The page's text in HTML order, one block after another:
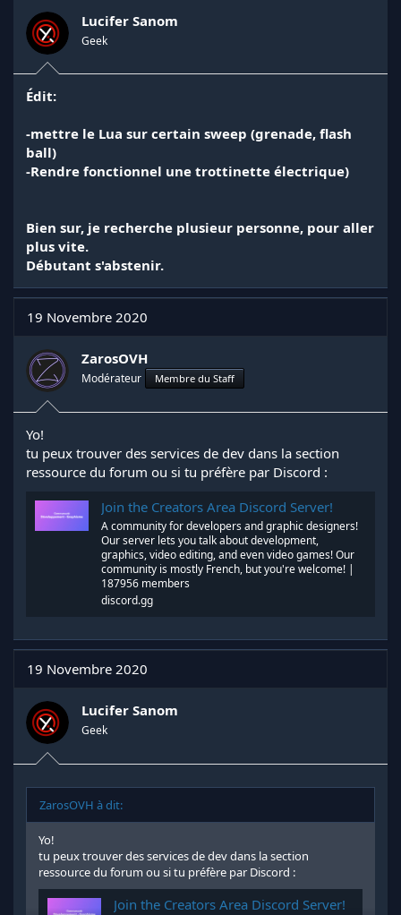
Lucifer Sanom
Geek
Édit:
-mettre le Lua sur certain sweep (grenade, flash
ball)
-Rendre fonctionnel une trottinette électrique)
Bien sur, je recherche plusieur personne, pour aller
plus vite.
Débutant s'abstenir.
19 Novembre 2020
ZarosOVH
Modérateur Membre du Staff
Yo!
tu peux trouver des services de dev dans la section
ressource du forum ou si tu préfère par Discord :
Join the Creators Area Discord Server!
A community for developers and graphic designers!
Our server lets you talk about development,
graphics, video editing, and even video games! Our
community is mostly French, but you're welcome! |
187956 members
discord.gg
19 Novembre 2020
Lucifer Sanom
Geek
ZarosOVH à dit:
Yo!
tu peux trouver des services de dev dans la section
ressource du forum ou si tu préfère par Discord :
Join the Creators Area Discord Server!